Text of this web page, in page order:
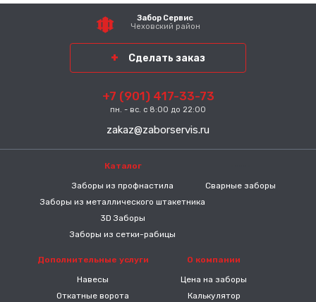
Забор Сервис
Чеховский район
Сделать заказ
+7 (901) 417-33-73
пн. - вс. с 8:00 до 22:00
zakaz@zaborservis.ru
Каталог
Заборы из профнастила
Заборы из металлического штакетника
3D Заборы
Заборы из сетки-рабицы
Сварные заборы
Дополнительные услуги
Навесы
Откатные ворота
О компании
Цена на заборы
Калькулятор